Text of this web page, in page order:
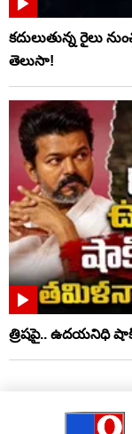
కదులుతున్న రైలు
తెలుసా!
త్రిషపై.. ఉదయనిధి